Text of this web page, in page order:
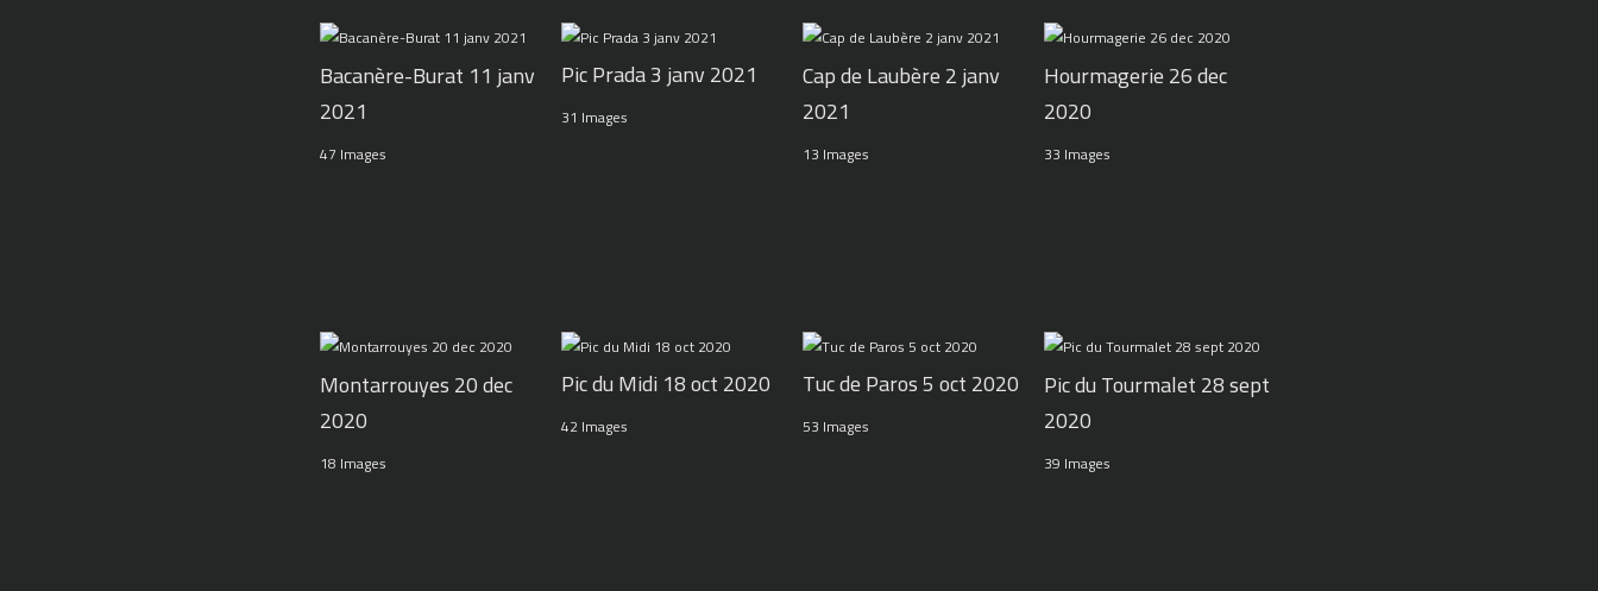
Bacanère-Burat 11 janv
2021
47 Images
Pic Prada 3 janv 2021
31 Images
Cap de Laubère 2 janv
2021
13 Images
Hourmagerie 26 dec
2020
33 Images
Montarrouyes 20 dec
2020
18 Images
Pic du Midi 18 oct 2020
42 Images
Tuc de Paros 5 oct 2020
53 Images
Pic du Tourmalet 28 sept
2020
39 Images